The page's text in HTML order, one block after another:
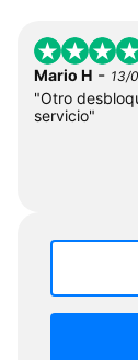
Mario H - 13/
"Otro
servicio"